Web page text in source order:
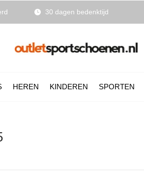
HEREN KINDEREN SPORTEN
30 dagen bedenktijd